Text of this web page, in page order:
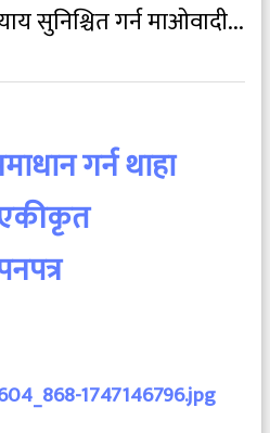
सुनिश्चित गर्न माओवादी...
गर्न थाहा